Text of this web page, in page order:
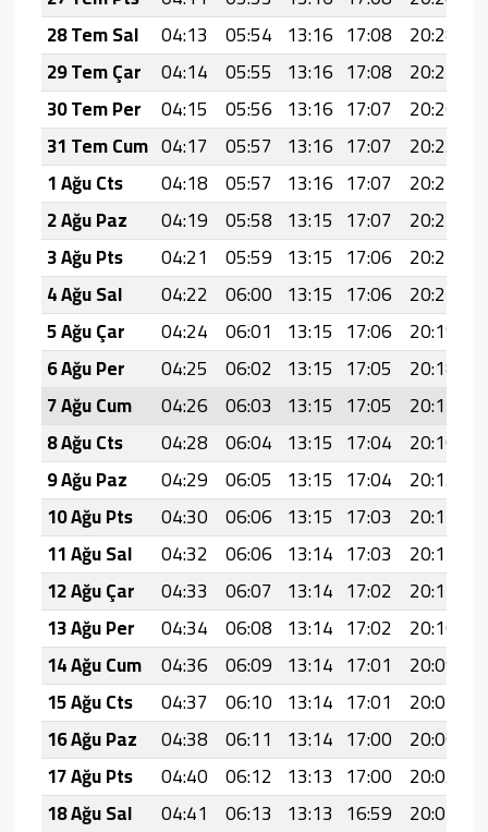
28 Tem Sal
04:13 05:54 13:16 17:08 20:28
29 Tem Çar 04:14 05:55 13:16 17:08 20:27
30 Tem Per 04:15 05:56 13:16 17:07 20:26
31 Tem Cum 04:17 05:57 13:16 17:07 20:25
1 Ağu Cts
04:18 05:57 13:16 17:07 20:24
2 Ağu Paz
04:19 05:58 13:15 17:07 20:23
3 Ağu Pts
04:21 05:59 13:15 17:06 20:22
4 Ağu Sal
04:22 06:00 13:15 17:06 20:21
5 Ağu Çar
04:24 06:01 13:15 17:06 20:19
6 Ağu Per
04:25 06:02 13:15 17:05 20:18
7 Ağu Cum
04:26 06:03 13:15 17:05 20:17
8 Ağu Cts
04:28 06:04 13:15 17:04 20:16
9 Ağu Paz
04:29 06:05 13:15 17:04 20:15
10 Ağu Pts
04:30 06:06 13:15 17:03 20:14
11 Ağu Sal
04:32 06:06 13:14 17:03 20:12
12 Ağu Çar
04:33 06:07 13:14 17:02 20:11
13 Ağu Per
04:34 06:08 13:14 17:02 20:10
14 Ağu Cum 04:36 06:09 13:14 17:01 20:09
15 Ağu Cts
04:37 06:10 13:14 17:01 20:07
16 Ağu Paz
04:38 06:11 13:14 17:00 20:06
17 Ağu Pts
04:40 06:12 13:13 17:00 20:05
18 Ağu Sal
04:41 06:13 13:13 16:59 20:03